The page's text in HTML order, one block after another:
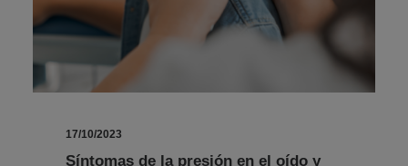
17/10/2023
Síntomas de la presión en el oído y